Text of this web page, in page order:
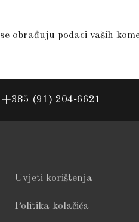
obrađuju podaci vaših
+385 (91) 204-6621
Uvjeti korištenja
Politika kolačića